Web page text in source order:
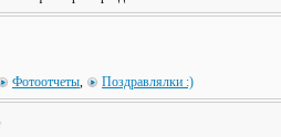
Фотоотчеты, Поздравлялки :)